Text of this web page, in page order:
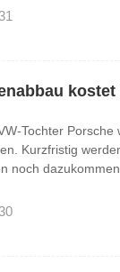
Tochter
Kurzfristig
noch dazukommen.